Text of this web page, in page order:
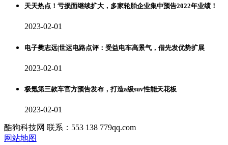
天天热点！亏损面继续扩大，多家轮胎企业集中预告2022年业绩！
2023-02-01
电子樊志远|世运电路点评：受益电车高景气，借先发优势扩展
2023-02-01
极氪第三款车官方预告发布，打造a级suv性能天花板
2023-02-01
酷狗科技网 联系：553 138 779qq.com
网站地图